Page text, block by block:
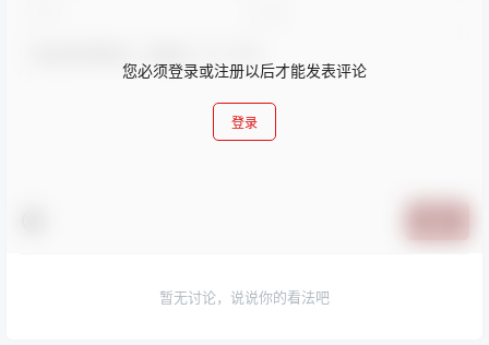
您必须登录或注册以后才能发表评论
登录
暂无讨论，说说你的看法吧